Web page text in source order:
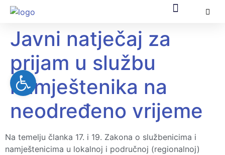
Javni natječaj za
prijam u službu
namještenika na
neodređeno vrijeme
Na temelju članka 17. i 19. Zakona o službenicima i
namještenicima u lokalnoj i područnoj (regionalnoj)
Open toolbar